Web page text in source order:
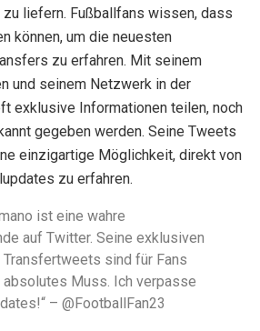
zu liefern. Fußballfans wissen, dass
können, um die neuesten
zu erfahren. Mit seinem
und seinem Netzwerk in der
exklusive Informationen teilen, noch
gegeben werden. Seine Tweets
einzigartige Möglichkeit, direkt von
zu erfahren.
ist eine wahre
auf Twitter. Seine exklusiven
Transfertweets sind für Fans
Muss. Ich verpasse
– @FootballFan23